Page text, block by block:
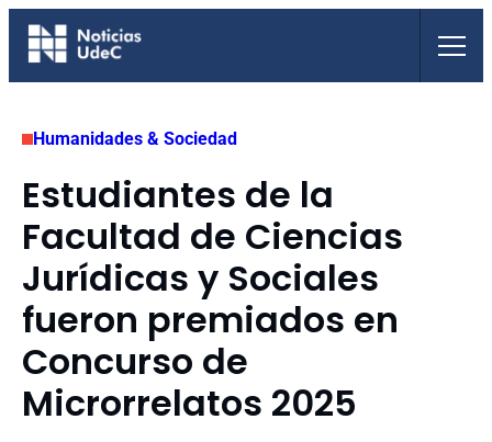
Saltar
Humanidades & Sociedad
Estudiantes de la
Facultad de Ciencias
Jurídicas y Sociales
fueron premiados en
Concurso de
Microrrelatos 2025